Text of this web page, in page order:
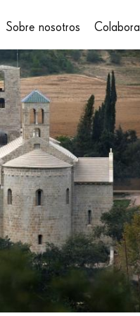
Sobre nosotros Colabora